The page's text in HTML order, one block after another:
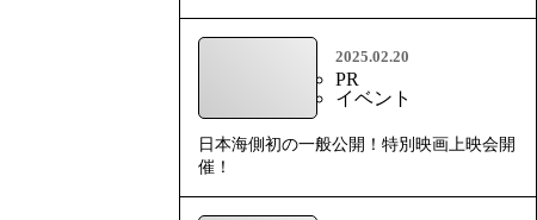
2025.02.20
PR
イベント
日本海側初の一般公開！特別映画上映会開
催！